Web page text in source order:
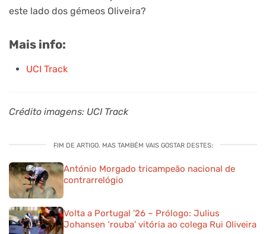
este lado dos gémeos Oliveira?
Mais info:
UCI Track
Crédito imagens: UCI Track
FIM DE ARTIGO. MAS TAMBÉM VAIS GOSTAR DESTES:
António Morgado tricampeão nacional de
contrarrelógio
Volta a Portugal ’26 – Prólogo: Julius
Johansen ‘rouba’ vitória ao colega Rui Oliveira